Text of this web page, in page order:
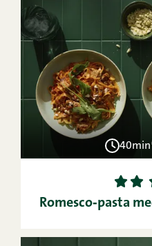
40min
1 2
Romesco‑pasta